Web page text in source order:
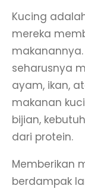
Kucing
mereka
makanannya.
seharusnya
ayam, ikan,
makanan
bijian,
dari protein.
Memberikan
berdampak